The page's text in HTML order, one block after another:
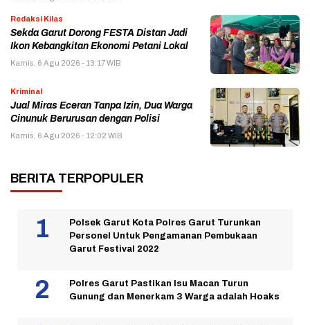
Redaksi Kilas
Sekda Garut Dorong FESTA Distan Jadi
Ikon Kebangkitan Ekonomi Petani Lokal
Kamis, 6 Agu 2026 - 13:17 WIB
Kriminal
Jual Miras Eceran Tanpa Izin, Dua Warga
Cinunuk Berurusan dengan Polisi
Kamis, 6 Agu 2026 - 12:02 WIB
BERITA TERPOPULER
Polsek Garut Kota Polres Garut Turunkan
Personel Untuk Pengamanan Pembukaan
Garut Festival 2022
Polres Garut Pastikan Isu Macan Turun
Gunung dan Menerkam 3 Warga adalah Hoaks